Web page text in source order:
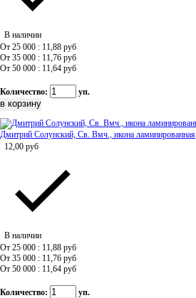
В наличии
От 25 000 : 11,88 руб
От 35 000 : 11,76 руб
От 50 000 : 11,64 руб
Количество: уп.
Дмитрий Солунский, Св. Вмч., икона ламинированная
12,00 руб
В наличии
От 25 000 : 11,88 руб
От 35 000 : 11,76 руб
От 50 000 : 11,64 руб
Количество: уп.